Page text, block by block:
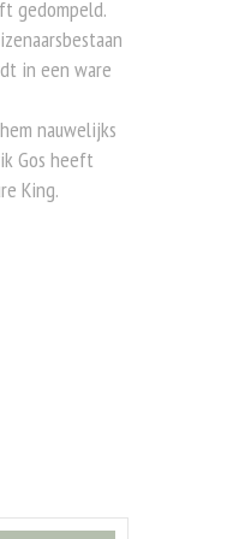
gedompeld.
in een ware
nauwelijks
Gos heeft
King.